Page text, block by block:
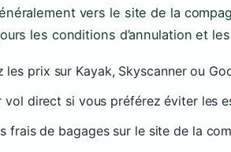
vers le site de la
les conditions d’annulation et
les prix sur Kayak, Skyscanner ou
vol direct si vous préférez éviter les
frais de bagages sur le site de la